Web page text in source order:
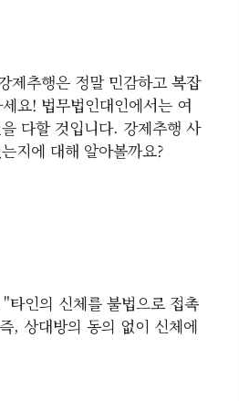
제추행은 정말 민감하고 복잡
요! 법무법인대인에서는 여
다할 것입니다. 강제추행 사
지에 대해 알아볼까요?
타인의 신체를 불법으로 접촉
, 상대방의 동의 없이 신체에